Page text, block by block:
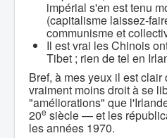
impérial s'en est tenu
(capitalisme laissez-
communisme et
Il est vrai les Chinois
Tibet ; rien de tel en
Bref, à mes yeux il est
vraiment moins droit à se
"améliorations" que
20e siècle — et les
les années 1970.